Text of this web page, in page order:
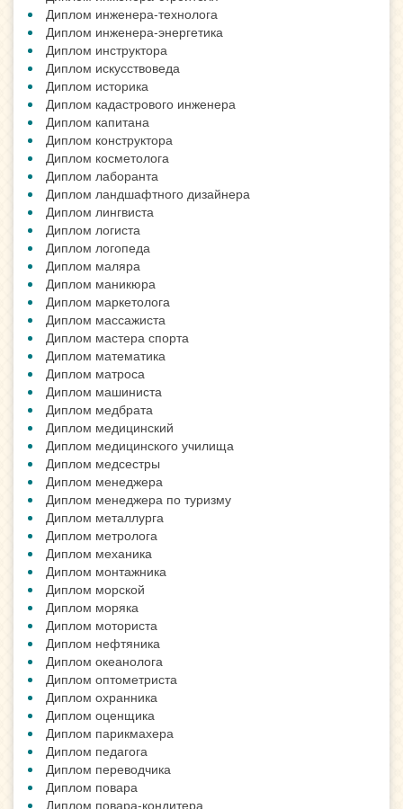
Диплом инженера-технолога
Диплом инженера-энергетика
Диплом инструктора
Диплом искусствоведа
Диплом историка
Диплом кадастрового инженера
Диплом капитана
Диплом конструктора
Диплом косметолога
Диплом лаборанта
Диплом ландшафтного дизайнера
Диплом лингвиста
Диплом логиста
Диплом логопеда
Диплом маляра
Диплом маникюра
Диплом маркетолога
Диплом массажиста
Диплом мастера спорта
Диплом математика
Диплом матроса
Диплом машиниста
Диплом медбрата
Диплом медицинский
Диплом медицинского училища
Диплом медсестры
Диплом менеджера
Диплом менеджера по туризму
Диплом металлурга
Диплом метролога
Диплом механика
Диплом монтажника
Диплом морской
Диплом моряка
Диплом моториста
Диплом нефтяника
Диплом океанолога
Диплом оптометриста
Диплом охранника
Диплом оценщика
Диплом парикмахера
Диплом педагога
Диплом переводчика
Диплом повара
Диплом повара-кондитера